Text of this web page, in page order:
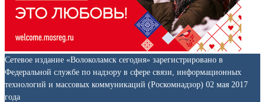
Сетевое издание «Волоколамск сегодня» зарегистрировано в
Федеральной службе по надзору в сфере связи, информационных
технологий и массовых коммуникаций (Роскомнадзор) 02 мая 2017
года